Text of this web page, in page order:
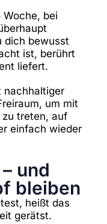
bei
dich bewusst
ist, berührt
liefert.
nachhaltiger
um mit
zu treten, auf
einfach wieder
und
bleiben
heißt das
gerätst.